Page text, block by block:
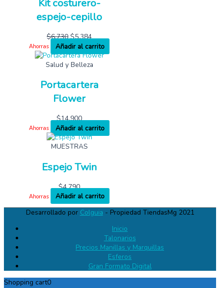
Kit costurero-
espejo-cepillo
$6,730 $5,384
Ahorras
Añadir al carrito
Salud y Belleza
Portacartera
Flower
$14,900
Ahorras
Añadir al carrito
MUESTRAS
Espejo Twin
$4,790
Ahorras
Añadir al carrito
Desarrollado por Colguia - Propiedad TiendasMg 2021
Inicio
Talonarios
Precios Manillas y Marquillas
Esferos
Gran Formato Digital
Shopping cart0